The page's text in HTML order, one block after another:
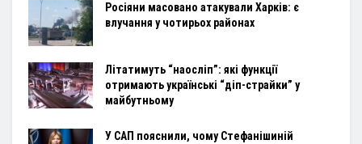
Росіяни масовано атакували Харків: є
влучання у чотирьох районах
Літатимуть “наосліп”: які функції
отримають українські “діп-страйки” у
майбутньому
У САП пояснили, чому Стефанішиній